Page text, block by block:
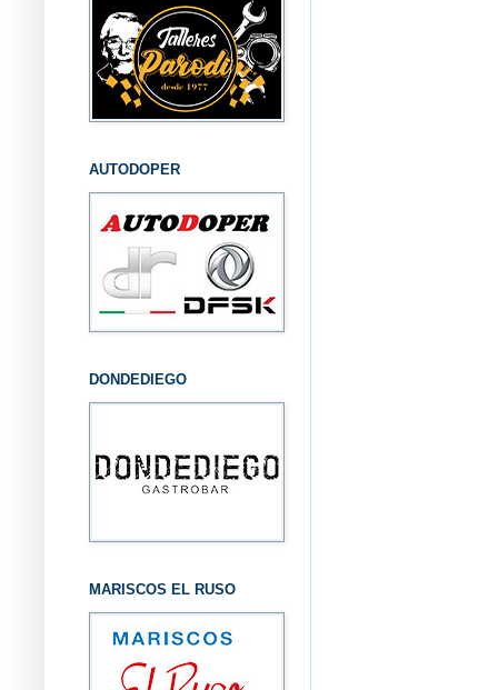
AUTODOPER
DONDEDIEGO
MARISCOS EL RUSO